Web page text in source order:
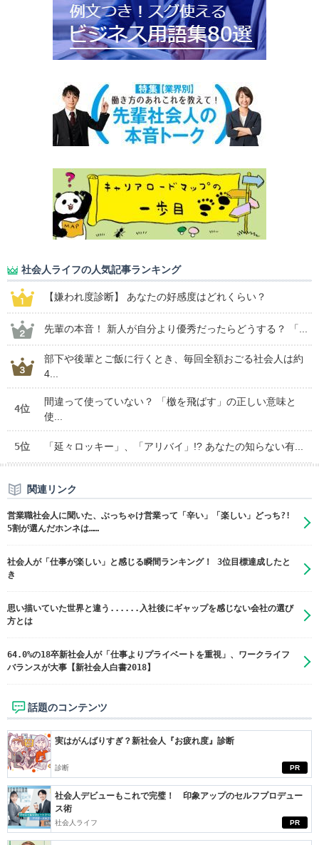
社会人ライフの人気記事ランキング
【嫌われ度診断】 あなたの好感度はどれくらい？
先輩の本音！ 新人が自分より優秀だったらどうする？ 「...
部下や後輩とご飯に行くとき、毎回全額おごる社会人は約
4...
4位
間違って使っていない？ 「檄を飛ばす」の正しい意味と
使...
5位 「延々ロッキー」、「アリバイ」!? あなたの知らない有...
関連リンク
営業職社会人に聞いた、ぶっちゃけ営業って「辛い」「楽しい」どっち?!
5割が選んだホンネは……
社会人が「仕事が楽しい」と感じる瞬間ランキング！ 3位目標達成したと
き
思い描いていた世界と違う......入社後にギャップを感じない会社の選び
方とは
64.0%の18卒新社会人が「仕事よりプライベートを重視」、ワークライフ
バランスが大事【新社会人白書2018】
話題のコンテンツ
PR
実はがんばりすぎ？新社会人『お疲れ度』診断
診断
PR
社会人デビューもこれで完璧！ 印象アップのセルフプロデュー
ス術
社会人ライフ